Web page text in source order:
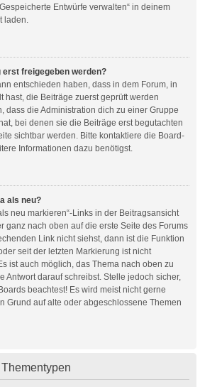
Entwürfe verwalten“ in deinem
laden.
freigegeben werden?
entschieden haben, dass in dem Forum, in
hast, die Beiträge zuerst geprüft werden
dass die Administration dich zu einer Gruppe
bei denen sie die Beiträge erst begutachten
sichtbar werden. Bitte kontaktiere die Board-
Informationen dazu benötigst.
als neu?
neu markieren“-Links in der Beitragsansicht
ganz nach oben auf die erste Seite des Forums
Link nicht siehst, dann ist die Funktion
seit der letzten Markierung ist nicht
ist auch möglich, das Thema nach oben zu
Antwort darauf schreibst. Stelle jedoch sicher,
beachtest! Es wird meist nicht gerne
Grund auf alte oder abgeschlossene Themen